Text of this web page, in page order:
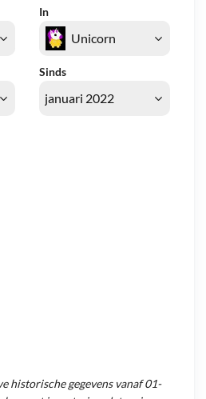
In
Sinds
historische gegevens vanaf01-